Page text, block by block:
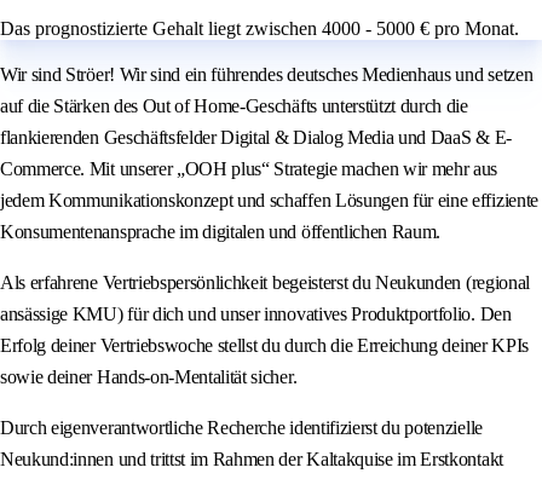
Das prognostizierte Gehalt liegt zwischen 4000 - 5000 € pro Monat.
Wir sind Ströer! Wir sind ein führendes deutsches Medienhaus und setzen
auf die Stärken des Out of Home-Geschäfts unterstützt durch die
flankierenden Geschäftsfelder Digital & Dialog Media und DaaS & E-
Commerce. Mit unserer „OOH plus“ Strategie machen wir mehr aus
jedem Kommunikationskonzept und schaffen Lösungen für eine effiziente
Konsumentenansprache im digitalen und öffentlichen Raum.
Als erfahrene Vertriebspersönlichkeit begeisterst du Neukunden (regional
ansässige KMU) für dich und unser innovatives Produktportfolio. Den
Erfolg deiner Vertriebswoche stellst du durch die Erreichung deiner KPIs
sowie deiner Hands‑on‑Mentalität sicher.
Durch eigenverantwortliche Recherche identifizierst du potenzielle
Neukund:innen und trittst im Rahmen der Kaltakquise im Erstkontakt